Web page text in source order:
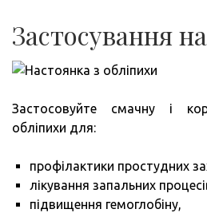
Застосування
Застосовуйте смачну і
обліпихи для:
профілактики простудних
лікування запальних
підвищення гемоглобіну,